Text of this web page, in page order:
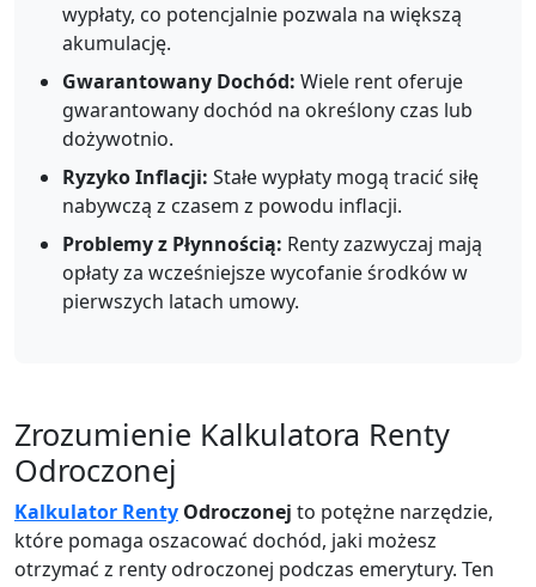
wypłaty, co potencjalnie pozwala na większą
akumulację.
Gwarantowany Dochód: Wiele rent oferuje
gwarantowany dochód na określony czas lub
dożywotnio.
Ryzyko Inflacji: Stałe wypłaty mogą tracić siłę
nabywczą z czasem z powodu inflacji.
Problemy z Płynnością: Renty zazwyczaj mają
opłaty za wcześniejsze wycofanie środków w
pierwszych latach umowy.
Zrozumienie Kalkulatora Renty
Odroczonej
Kalkulator Renty Odroczonej to potężne narzędzie,
które pomaga oszacować dochód, jaki możesz
otrzymać z renty odroczonej podczas emerytury. Ten